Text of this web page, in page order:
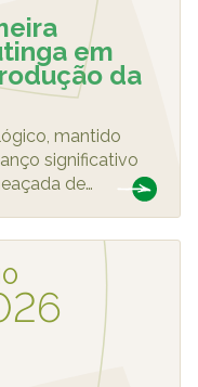
em
da
mantido
significativo
de…